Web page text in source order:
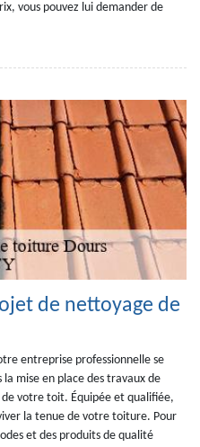
vous pouvez lui demander de
de nettoyage de
entreprise professionnelle se
mise en place des travaux de
votre toit. Équipée et qualifiée,
la tenue de votre toiture. Pour
et des produits de qualité